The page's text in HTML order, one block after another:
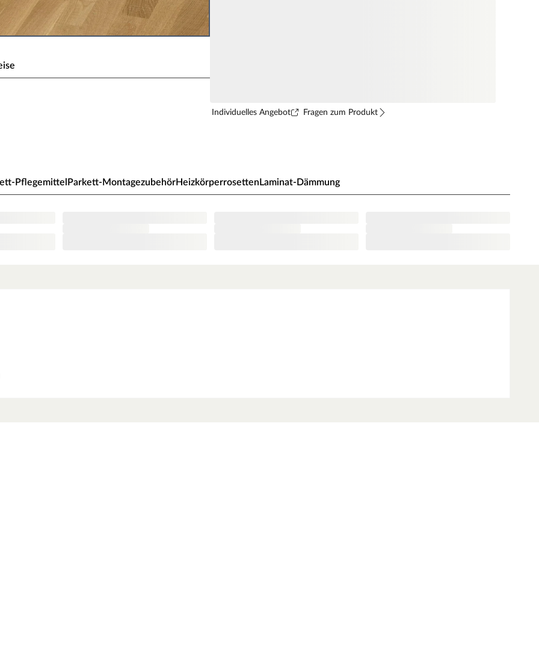
Wohlfühlen! Eichenholz ist aufgrund seiner
Charakter – Natürlichkeit,
Klickverbindung Masterclic Plus.
einer MDF- oder HDF-Mittellage, sowie einem
Es besitzt einen symmetrischen
höherer Luftfeuchtigkeit. 3-Schicht-
Individuelles Angebot Fragen zum Produkt
Pflegemittel Parkett-MontagezubehörHeizkörperrosetten Laminat-Dämmung